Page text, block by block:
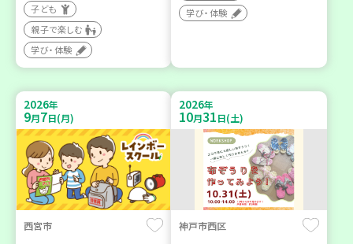
子ども
親子で楽しむ
学び・体験
学び・体験
2026年
9月7日(月)
西宮市
2026年
10月31日(土)
神戸市西区